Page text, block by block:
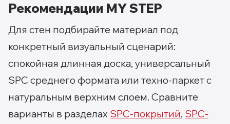
Рекомендации MY STEP
Для стен подбирайте материал под
конкретный визуальный сценарий:
спокойная длинная доска, универсальный
SPC среднего формата или техно-паркет с
натуральным верхним слоем. Сравните
варианты в разделах SPC-покрытий, SPC-